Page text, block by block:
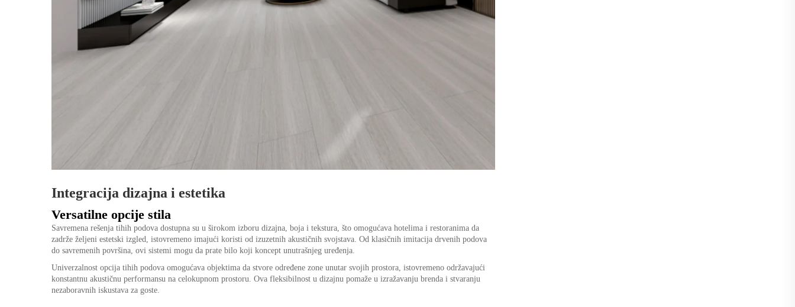
Integracija dizajna i estetika
Versatilne opcije stila
Savremena rešenja tihih podova dostupna su u širokom izboru dizajna, boja i tekstura, što omogućava hotelima i restoranima da
zadrže željeni estetski izgled, istovremeno imajući koristi od izuzetnih akustičnih svojstava. Od klasičnih imitacija drvenih podova
do savremenih površina, ovi sistemi mogu da prate bilo koji koncept unutrašnjeg uređenja.
Univerzalnost opcija tihih podova omogućava objektima da stvore određene zone unutar svojih prostora, istovremeno održavajući
konstantnu akustičnu performansu na celokupnom prostoru. Ova fleksibilnost u dizajnu pomaže u izražavanju brenda i stvaranju
nezaboravnih iskustava za goste.